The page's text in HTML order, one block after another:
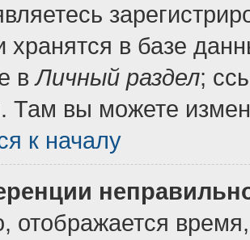
хранятся в базе
вЛичный раздел;
Там вы можете
к началу
отображается